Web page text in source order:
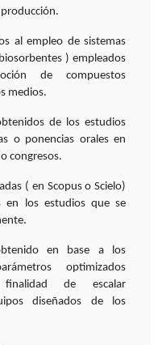
al empleo de sistemas
) empleados
de compuestos
medios.
de los estudios
o ponencias orales en
congresos.
( en Scopus o Scielo)
en los estudios que se
en base a los
optimizados
de escalar
diseñados de los